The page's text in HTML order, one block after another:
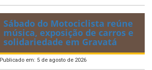
Sábado do Motociclista reúne
música, exposição de carros e
solidariedade em Gravatá
Publicado em: 5 de agosto de 2026